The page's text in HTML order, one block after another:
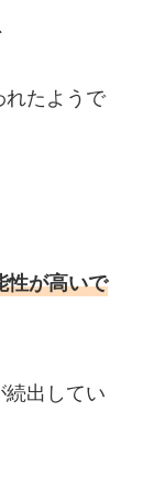
れたようで
性が高いで
続出してい